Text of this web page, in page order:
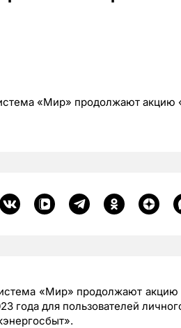
«Мир» продолжают акцию
«Мир» продолжают акцию
года для пользователей